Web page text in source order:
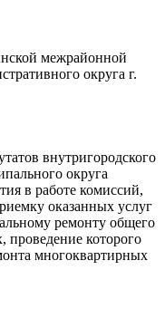
межрайонной
округа г.
внутригородского
округа
в работе комиссий,
оказанных услуг
ремонту общего
которого
многоквартирных